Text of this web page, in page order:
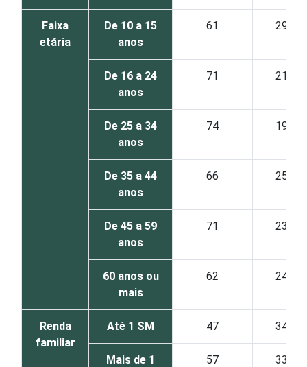
Faixa
etária
De 10 a 15
anos
61 29
De 16 a 24
anos
71 21
De 25 a 34
anos
74 19
De 35 a 44
anos
66 25
De 45 a 59
anos
71 23
60 anos ou
mais
62 24
Renda
familiar
Até 1 SM 47 34
Mais de 1
57 33